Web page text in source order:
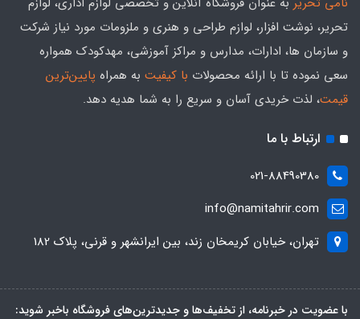
تحریر، نوشت افزار، لوازم طراحی و هنری و ملزومات مورد نیاز شرکت
و سازمان ها، ادارات، مدارس و مراکز آموزشی، مهدکودک همواره
سعی نموده تا با ارائه محصولات با کیفیت به همراه پایین‌ترین
قیمت، لذت خریدی آسان و سریع را به شما هدیه‌ دهد.
ارتباط با ما
021-88490380
info@namitahrir.com
تهران، خیابان کریمخان زند، بین ایرانشهر و قرنی، پلاک 182
با عضویت در خبرنامه، از تخفیف‌ها و جدیدترین‌های فروشگاه باخبر شوید: